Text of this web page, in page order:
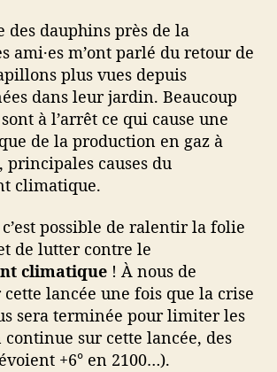
des dauphins près de la
ami·es m’ont parlé du retour de
plus vues depuis
dans leur jardin. Beaucoup
à l’arrêt ce qui cause une
de la production en gaz à
principales causes du
climatique.
possible de ralentir la folie
de lutter contre le
climatique ! À nous de
lancée une fois que la crise
sera terminée pour limiter les
continue sur cette lancée, des
+6° en 2100…).